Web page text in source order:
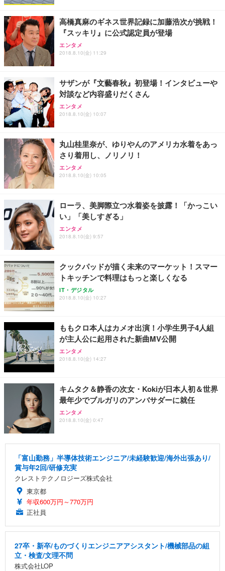
高橋真麻のギネス世界記録に加藤浩次が挑戦！
『スッキリ』に公式認定員が登場
エンタメ
2018.8.10(金) 11:29
サザンが『文藝春秋』初登場！インタビューや
対談など内容盛りだくさん
エンタメ
2018.8.10(金) 10:07
丸山桂里奈が、ゆりやんのアメリカ水着をあっ
さり着用し、ノリノリ！
エンタメ
2018.8.10(金) 10:05
ローラ、美脚際立つ水着姿を披露！「かっこい
い」「美しすぎる」
エンタメ
2018.8.10(金) 9:57
クックパッドが描く未来のマーケット！スマー
トキッチンで料理はもっと楽しくなる
IT・デジタル
2018.8.10(金) 10:27
ももクロ本人はカメオ出演！小学生男子4人組
が主人公に起用された新曲MV公開
エンタメ
2018.8.10(金) 14:27
キムタク＆静香の次女・Kokiが日本人初＆世界
最年少でブルガリのアンバサダーに就任
エンタメ
2018.8.10(金) 0:47
「富山勤務」半導体技術エンジニア/未経験歓迎/海外出張あり/
賞与年2回/研修充実
クレストテクノロジーズ株式会社
東京都
年収600万円～770万円
正社員
27卒・新卒/ものづくりエンジニアアシスタント/機械部品の組
立・検査/文理不問
株式会社LOP